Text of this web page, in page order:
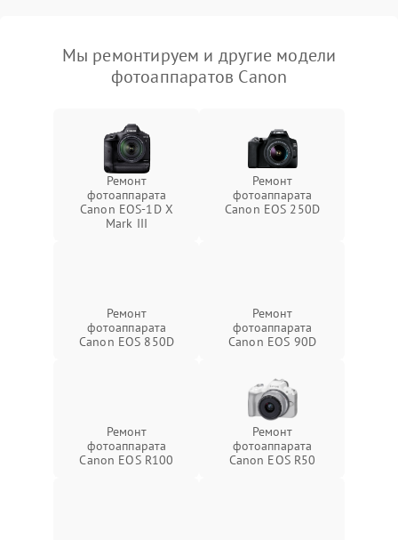
Мы ремонтируем и другие модели
фотоаппаратов Canon
Ремонт
фотоаппарата
Canon EOS‑1D X
Mark III
Ремонт
фотоаппарата
Canon EOS 250D
Ремонт
фотоаппарата
Canon EOS 850D
Ремонт
фотоаппарата
Canon EOS 90D
Ремонт
фотоаппарата
Canon EOS R100
Ремонт
фотоаппарата
Canon EOS R50